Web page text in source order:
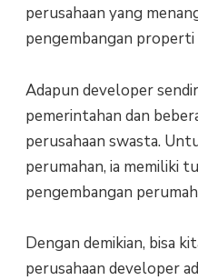
perusahaan yang
pengembangan
Adapun developer
pemerintahan dan
perusahaan swasta.
perumahan, ia memiliki
pengembangan
Dengan demikian, bisa
perusahaan developer